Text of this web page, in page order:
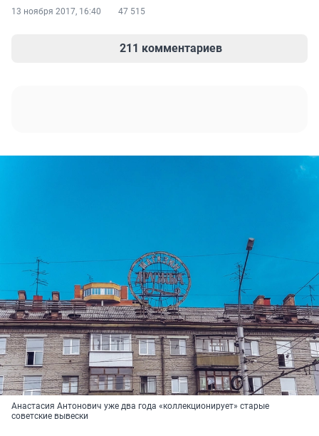
13 ноября 2017, 16:40 47 515
211 комментариев
Анастасия Антонович уже два года «коллекционирует» старые
советские вывески